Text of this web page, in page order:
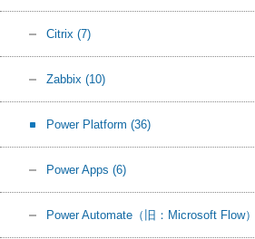
Citrix (7)
Zabbix (10)
Power Platform (36)
Power Apps (6)
Power Automate（旧：Microsoft Flow）